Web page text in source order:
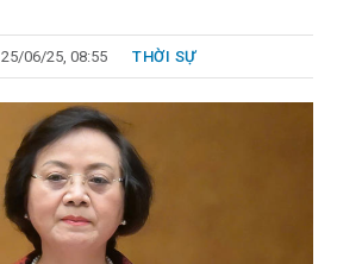
25/06/25, 08:55 THỜI SỰ